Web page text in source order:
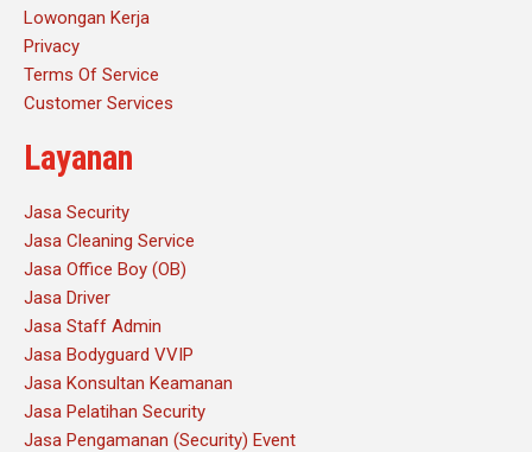
Lowongan Kerja
Privacy
Terms Of Service
Customer Services
Layanan
Jasa Security
Jasa Cleaning Service
Jasa Office Boy (OB)
Jasa Driver
Jasa Staff Admin
Jasa Bodyguard VVIP
Jasa Konsultan Keamanan
Jasa Pelatihan Security
Jasa Pengamanan (Security) Event